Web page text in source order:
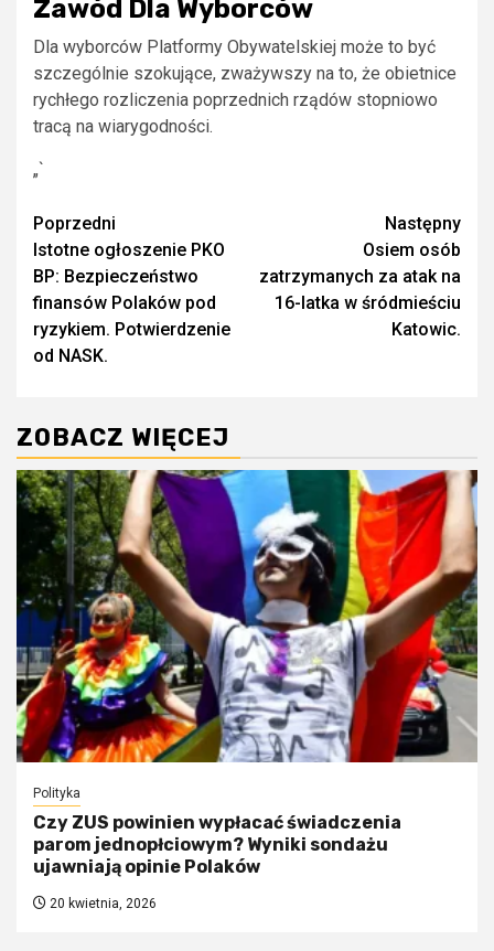
Zawód Dla Wyborców
Dla wyborców Platformy Obywatelskiej może to być
szczególnie szokujące, zważywszy na to, że obietnice
rychłego rozliczenia poprzednich rządów stopniowo
tracą na wiarygodności.
„`
Zobacz
wpisy
Poprzedni
Istotne ogłoszenie PKO
BP: Bezpieczeństwo
finansów Polaków pod
ryzykiem. Potwierdzenie
od NASK.
Następny
Osiem osób
zatrzymanych za atak na
16-latka w śródmieściu
Katowic.
ZOBACZ WIĘCEJ
Polityka
Czy ZUS powinien wypłacać świadczenia
parom jednopłciowym? Wyniki sondażu
ujawniają opinie Polaków
20 kwietnia, 2026